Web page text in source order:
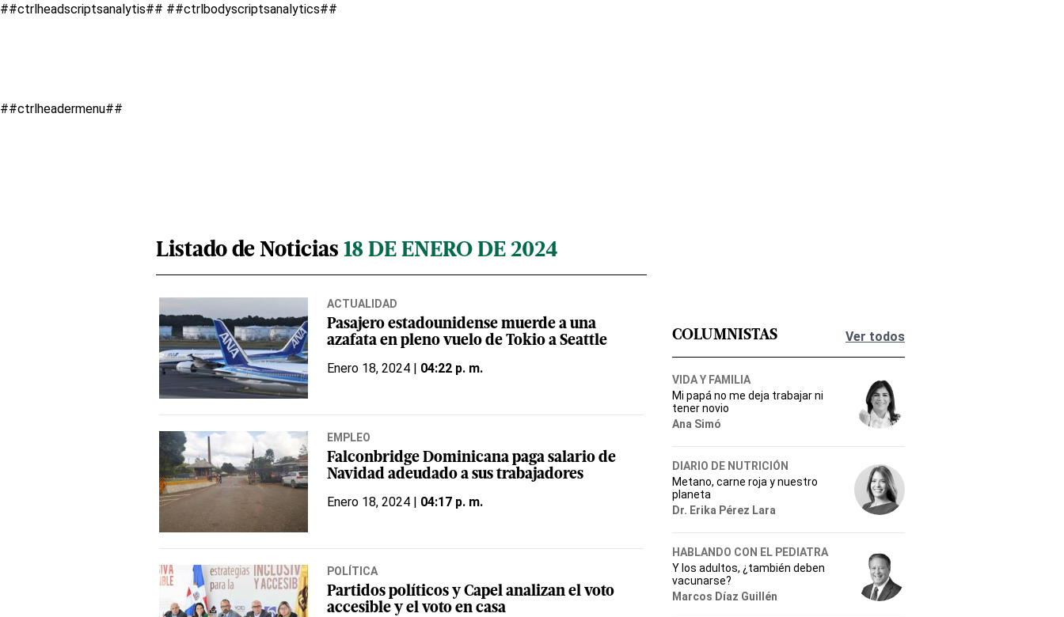
##ctrlheadscriptsanalytis## ##ctrlbodyscriptsanalytics##
##ctrlheadermenu##
Listado de Noticias 18 DE ENERO DE 2024
ACTUALIDAD
Pasajero estadounidense muerde a una
azafata en pleno vuelo de Tokio a Seattle
Enero 18, 2024 | 04:22 p. m.
EMPLEO
Falconbridge Dominicana paga salario de
Navidad adeudado a sus trabajadores
Enero 18, 2024 | 04:17 p. m.
POLÍTICA
Partidos políticos y Capel analizan el voto
accesible y el voto en casa
Ver todos
COLUMNISTAS
VIDA Y FAMILIA
Mi papá no me deja trabajar ni
tener novio
Ana Simó
DIARIO DE NUTRICIÓN
Metano, carne roja y nuestro
planeta
Dr. Erika Pérez Lara
HABLANDO CON EL PEDIATRA
Y los adultos, ¿también deben
vacunarse?
Marcos Díaz Guillén